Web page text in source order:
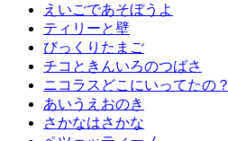
えいごであそぼうよ
ティリーと壁
びっくりたまご
チコときんいろのつばさ
ニコラスどこにいってたの？
あいうえおのき
さかなはさかな